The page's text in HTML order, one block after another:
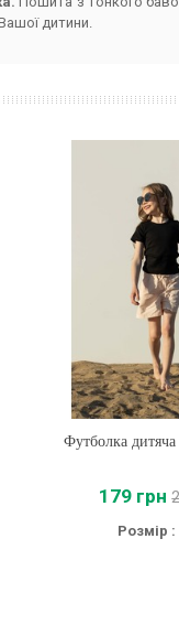
дитини.
Купити
Футболка
179 грн
Розмір :